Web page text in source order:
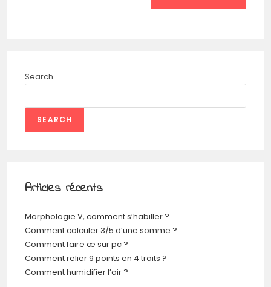
Search
SEARCH
Articles récents
Morphologie V, comment s’habiller ?
Comment calculer 3/5 d’une somme ?
Comment faire œ sur pc ?
Comment relier 9 points en 4 traits ?
Comment humidifier l’air ?